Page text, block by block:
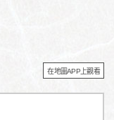
在地圖APP上觀看